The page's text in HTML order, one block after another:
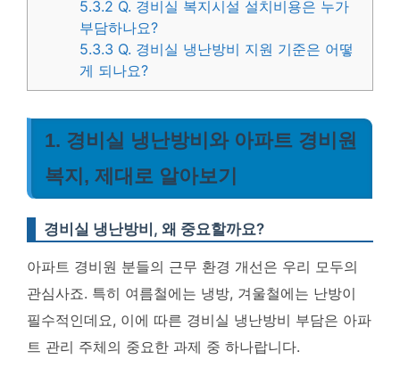
5.3.2 Q. 경비실 복지시설 설치비용은 누가
부담하나요?
5.3.3 Q. 경비실 냉난방비 지원 기준은 어떻
게 되나요?
1. 경비실 냉난방비와 아파트 경비원
복지, 제대로 알아보기
경비실 냉난방비, 왜 중요할까요?
아파트 경비원 분들의 근무 환경 개선은 우리 모두의
관심사죠. 특히 여름철에는 냉방, 겨울철에는 난방이
필수적인데요, 이에 따른 경비실 냉난방비 부담은 아파
트 관리 주체의 중요한 과제 중 하나랍니다.